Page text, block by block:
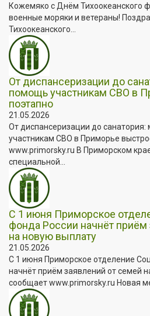
Кожемяко с Днём Тихоокеанского
военные моряки и ветераны!
Тихоокеанского...
От диспансеризации до
помощь участникам СВО в
поэтапно
21.05.2026
От диспансеризации до
участникам СВО в Приморье
www.primorsky.ru В Приморском
специальной...
С 1 июня Приморское
фонда России начнёт приём
на новую выплату
21.05.2026
С 1 июня Приморское отделение
начнёт приём заявлений от семей
сообщает www.primorsky.ru Новая